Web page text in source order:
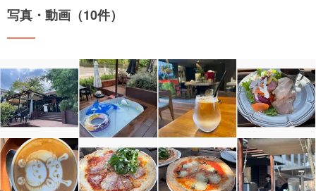
写真・動画（10件）